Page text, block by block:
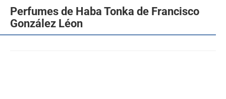
Perfumes de Haba Tonka de Francisco
González Léon